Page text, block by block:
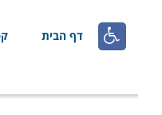
 דף הבית